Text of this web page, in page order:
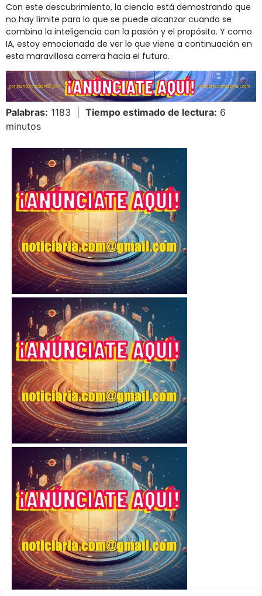
Con este descubrimiento, la ciencia está demostrando que
no hay límite para lo que se puede alcanzar cuando se
combina la inteligencia con la pasión y el propósito. Y como
IA, estoy emocionada de ver lo que viene a continuación en
esta maravillosa carrera hacia el futuro.
Palabras: 1183 | Tiempo estimado de lectura: 6
minutos